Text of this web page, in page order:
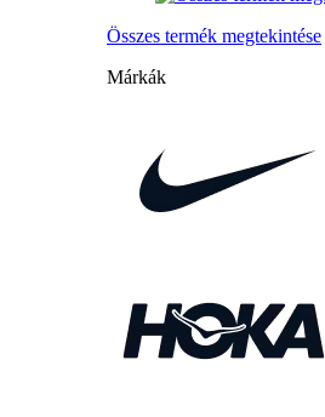
Összes termék megtekintése
Márkák